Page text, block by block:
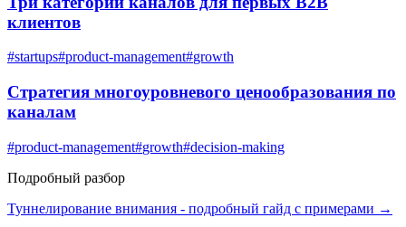
клиентов
#startups#product-management#growth
Стратегия многоуровневого ценообразования по
каналам
#product-management#growth#decision-making
Подробный разбор
Туннелирование внимания - подробный гайд с примерами →